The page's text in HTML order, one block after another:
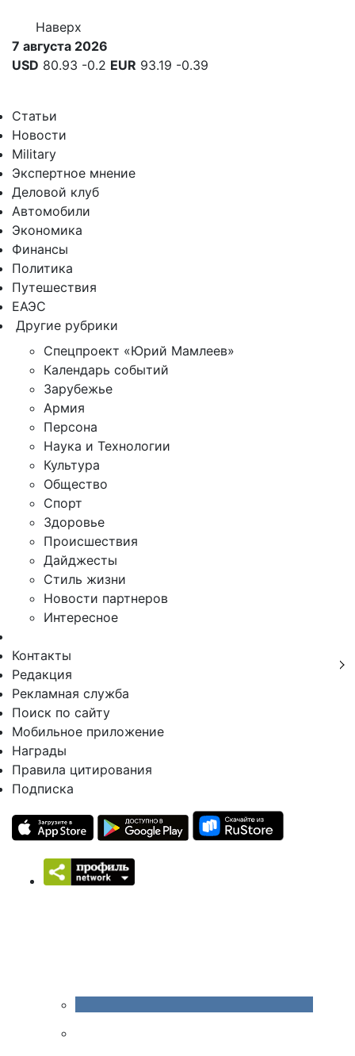
Наверх
7 августа 2026
USD 80.93 -0.2 EUR 93.19 -0.39
Статьи
Новости
Military
Экспертное мнение
Деловой клуб
Автомобили
Экономика
Финансы
Политика
Путешествия
ЕАЭС
Другие рубрики
Спецпроект «Юрий Мамлеев»
Календарь событий
Зарубежье
Армия
Персона
Наука и Технологии
Культура
Общество
Спорт
Здоровье
Происшествия
Дайджесты
Стиль жизни
Новости партнеров
Интересное
Контакты
Редакция
Рекламная служба
Поиск по сайту
Мобильное приложение
Награды
Правила цитирования
Подписка